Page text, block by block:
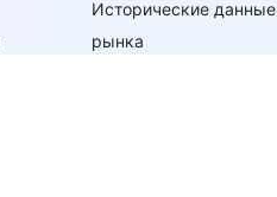
Исторические данные
рынка